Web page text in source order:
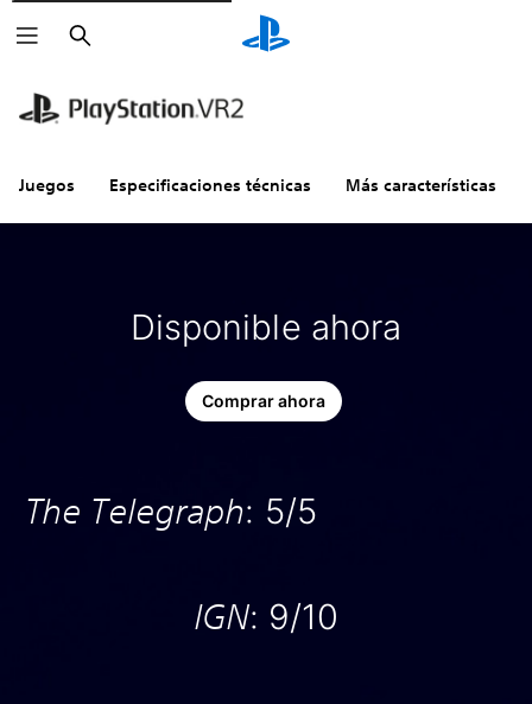
Buscar
Juegos Especificaciones técnicas Más características
Disponible ahora
Comprar ahora
The Telegraph: 5/5
IGN: 9/10